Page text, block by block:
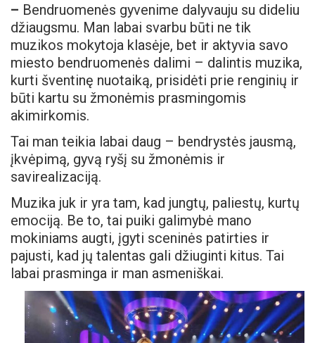
– Bendruomenės gyvenime dalyvauju su dideliu
džiaugsmu. Man labai svarbu būti ne tik
muzikos mokytoja klasėje, bet ir aktyvia savo
miesto bendruomenės dalimi – dalintis muzika,
kurti šventinę nuotaiką, prisidėti prie renginių ir
būti kartu su žmonėmis prasmingomis
akimirkomis.
Tai man teikia labai daug – bendrystės jausmą,
įkvėpimą, gyvą ryšį su žmonėmis ir
savirealizaciją.
Muzika juk ir yra tam, kad jungtų, paliestų, kurtų
emociją. Be to, tai puiki galimybė mano
mokiniams augti, įgyti sceninės patirties ir
pajusti, kad jų talentas gali džiuginti kitus. Tai
labai prasminga ir man asmeniškai.